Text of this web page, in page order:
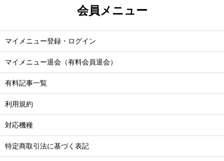
会員メニュー
マイメニュー登録・ログイン
マイメニュー退会（有料会員退会）
有料記事一覧
利用規約
対応機種
特定商取引法に基づく表記